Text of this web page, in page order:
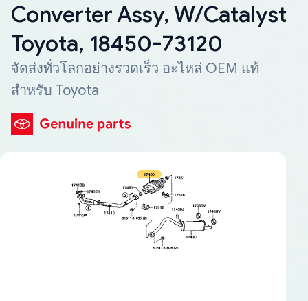
Converter Assy, W/Catalyst
Toyota, 18450-73120
จัดส่งทั่วโลกอย่างรวดเร็ว อะไหล่ OEM แท้
สำหรับ Toyota